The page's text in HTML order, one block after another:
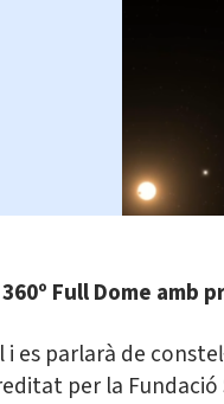
Full Dome amb
es parlarà de
per la